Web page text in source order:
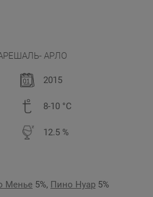
АРЛО
2015
8-10 °C
12.5 %
Менье 5%, Пино Нуар 5%